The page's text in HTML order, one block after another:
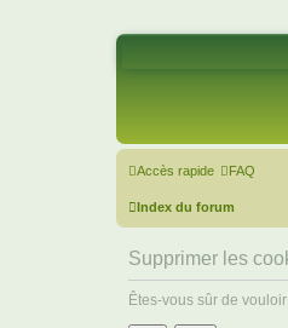
Accès rapide FAQ
Index du forum
Supprimer les
Êtes-vous sûr de